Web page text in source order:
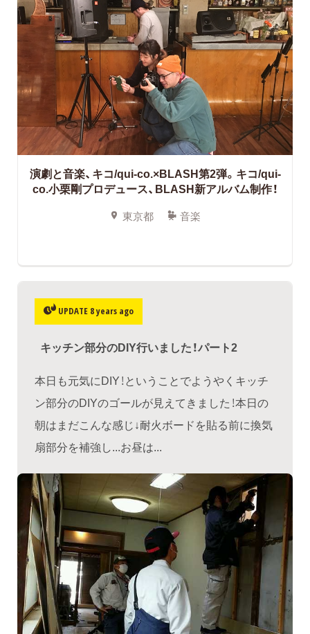
演劇と音楽、キコ/qui-co.×BLASH第2弾。キコ/qui-
co.小栗剛プロデュース、BLASH新アルバム制作！
東京都 音楽
UPDATE 8 years ago
キッチン部分のDIY行いました！パート2
本日も元気にDIY！ということでようやくキッチ
ン部分のDIYのゴールが見えてきました！本日の
朝はまだこんな感じ↓耐火ボードを貼る前に換気
扇部分を補強し...お昼は...